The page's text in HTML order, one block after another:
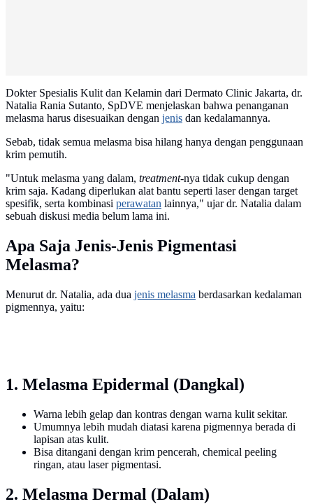
Dokter Spesialis Kulit dan Kelamin dari Dermato Clinic Jakarta, dr.
Natalia Rania Sutanto, SpDVE menjelaskan bahwa penanganan
melasma harus disesuaikan dengan jenis dan kedalamannya.
Sebab, tidak semua melasma bisa hilang hanya dengan penggunaan
krim pemutih.
"Untuk melasma yang dalam, treatment-nya tidak cukup dengan
krim saja. Kadang diperlukan alat bantu seperti laser dengan target
spesifik, serta kombinasi perawatan lainnya," ujar dr. Natalia dalam
sebuah diskusi media belum lama ini.
Apa Saja Jenis-Jenis Pigmentasi
Melasma?
Menurut dr. Natalia, ada dua jenis melasma berdasarkan kedalaman
pigmennya, yaitu:
1. Melasma Epidermal (Dangkal)
Warna lebih gelap dan kontras dengan warna kulit sekitar.
Umumnya lebih mudah diatasi karena pigmennya berada di
lapisan atas kulit.
Bisa ditangani dengan krim pencerah, chemical peeling
ringan, atau laser pigmentasi.
2. Melasma Dermal (Dalam)